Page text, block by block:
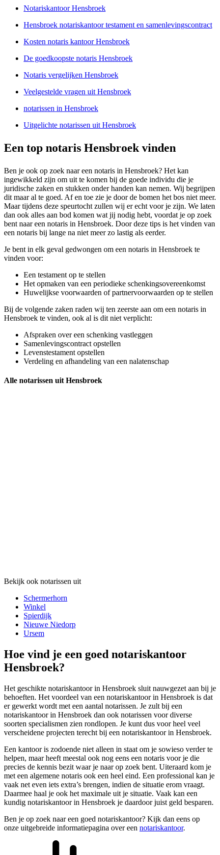
Notariskantoor Hensbroek
Hensbroek notariskantoor testament en samenlevingscontract
Kosten notaris kantoor Hensbroek
De goedkoopste notaris Hensbroek
Notaris vergelijken Hensbroek
Veelgestelde vragen uit Hensbroek
notarissen in Hensbroek
Uitgelichte notarissen uit Hensbroek
Een top notaris Hensbroek vinden
Ben je ook op zoek naar een notaris in Hensbroek? Het kan
ingewikkeld zijn om uit te komen bij de goede individu die je
juridische zaken en stukken onder handen kan nemen. Wij begrijpen
dit maar al te goed. Af en toe zie je door de bomen het bos niet meer.
Maar tijdens deze speurtocht zullen wij er echt voor je zijn. We laten
dan ook alles aan bod komen wat jij nodig hebt, voordat je op zoek
bent naar een notaris in Hensbroek. Door deze tips is het vinden van
een notaris bij lange na niet meer zo lastig als eerder.
Je bent in elk geval gedwongen om een notaris in Hensbroek te
vinden voor:
Een testament op te stellen
Het opmaken van een periodieke schenkingsovereenkomst
Huwelijkse voorwaarden of partnervoorwaarden op te stellen
Bij de volgende zaken raden wij ten zeerste aan om een notaris in
Hensbroek te vinden, ook al is dit niet verplicht:
Afspraken over een schenking vastleggen
Samenlevingscontract opstellen
Levenstestament opstellen
Verdeling en afhandeling van een nalatenschap
Alle notarissen uit Hensbroek
Bekijk ook notarissen uit
Schermerhorn
Winkel
Spierdijk
Nieuwe Niedorp
Ursem
Hoe vind je een goed notariskantoor
Hensbroek?
Het geschikte notariskantoor in Hensbroek sluit nauwgezet aan bij je
behoeften. Het voordeel van een notariskantoor in Hensbroek is dat
er gewerkt wordt met een aantal notarissen. Je zult bij een
notariskantoor in Hensbroek dan ook notarissen voor diverse
soorten specialismen zien rondlopen. Je kunt dus voor heel veel
verscheidene projecten terecht bij een notariskantoor in Hensbroek.
Een kantoor is zodoende niet alleen in staat om je sowieso verder te
helpen, maar heeft meestal ook nog eens een notaris voor je die
precies de kennis bezit waar je naar op zoek bent. Uiteraard kom je
met een algemene notaris ook een heel eind. Een professional kan je
vaak net even iets extra’s brengen, indien de situatie erom vraagt.
Daarmee haal je ook het maximale uit je situatie. Vaak kan een
kundig notariskantoor in Hensbroek je daardoor juist geld besparen.
Ben je op zoek naar een goed notariskantoor? Kijk dan eens op
onze uitgebreide informatiepagina over een notariskantoor.